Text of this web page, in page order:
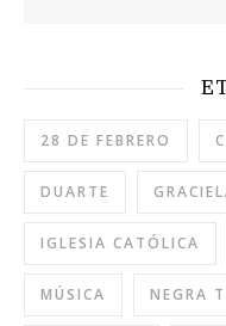
28 DE FEBRERO
DUARTE
IGLESIA CATÓLICA
MÚSICA NEGRA